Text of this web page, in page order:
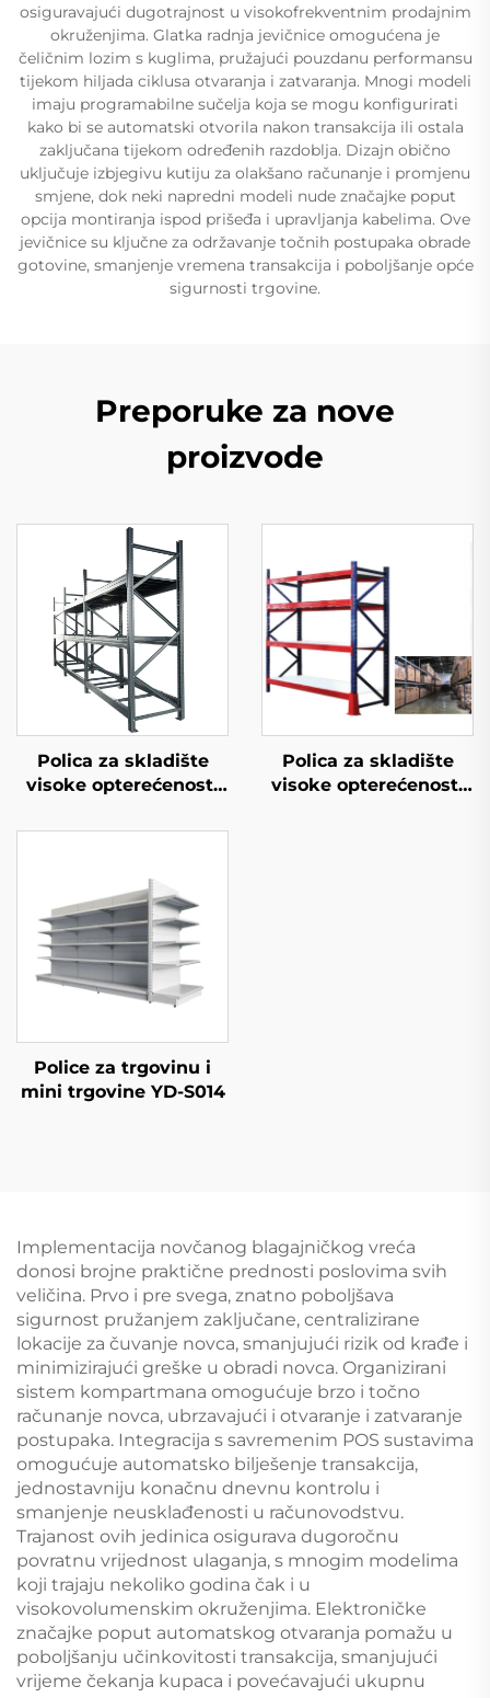
osiguravajući dugotrajnost u visokofrekventnim prodajnim
okruženjima. Glatka radnja jevičnice omogućena je
čeličnim lozim s kuglima, pružajući pouzdanu performansu
tijekom hiljada ciklusa otvaranja i zatvaranja. Mnogi modeli
imaju programabilne sučelja koja se mogu konfigurirati
kako bi se automatski otvorila nakon transakcija ili ostala
zaključana tijekom određenih razdoblja. Dizajn obično
uključuje izbjegivu kutiju za olakšano računanje i promjenu
smjene, dok neki napredni modeli nude značajke poput
opcija montiranja ispod prišeđa i upravljanja kabelima. Ove
jevičnice su ključne za održavanje točnih postupaka obrade
gotovine, smanjenje vremena transakcija i poboljšanje opće
sigurnosti trgovine.
Preporuke za nove
proizvode
Polica za skladište
visoke opterećenosti
Polica za skladište
visoke opterećenosti
Police za trgovinu i
mini trgovine YD-S014
Implementacija novčanog blagajničkog vreća
donosi brojne praktične prednosti poslovima svih
veličina. Prvo i pre svega, znatno poboljšava
sigurnost pružanjem zaključane, centralizirane
lokacije za čuvanje novca, smanjujući rizik od krađe i
minimizirajući greške u obradi novca. Organizirani
sistem kompartmana omogućuje brzo i točno
računanje novca, ubrzavajući i otvaranje i zatvaranje
postupaka. Integracija s savremenim POS sustavima
omogućuje automatsko bilješenje transakcija,
jednostavniju konačnu dnevnu kontrolu i
smanjenje neusklađenosti u računovodstvu.
Trajanost ovih jedinica osigurava dugoročnu
povratnu vrijednost ulaganja, s mnogim modelima
koji trajaju nekoliko godina čak i u
visokovolumenskim okruženjima. Elektroničke
značajke poput automatskog otvaranja pomažu u
poboljšanju učinkovitosti transakcija, smanjujući
vrijeme čekanja kupaca i povećavajući ukupnu